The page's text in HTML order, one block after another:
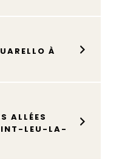
À
ALLÉES
LEU-LA-